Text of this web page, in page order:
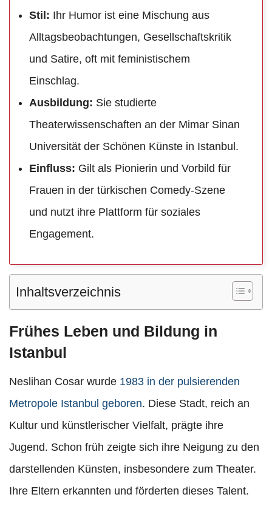
Stil: Ihr Humor ist eine Mischung aus
Alltagsbeobachtungen, Gesellschaftskritik
und Satire, oft mit feministischem
Einschlag.
Ausbildung: Sie studierte
Theaterwissenschaften an der Mimar Sinan
Universität der Schönen Künste in Istanbul.
Einfluss: Gilt als Pionierin und Vorbild für
Frauen in der türkischen Comedy-Szene
und nutzt ihre Plattform für soziales
Engagement.
Inhaltsverzeichnis
Frühes Leben und Bildung in
Istanbul
Neslihan Cosar wurde 1983 in der pulsierenden
Metropole Istanbul geboren. Diese Stadt, reich an
Kultur und künstlerischer Vielfalt, prägte ihre
Jugend. Schon früh zeigte sich ihre Neigung zu den
darstellenden Künsten, insbesondere zum Theater.
Ihre Eltern erkannten und förderten dieses Talent.